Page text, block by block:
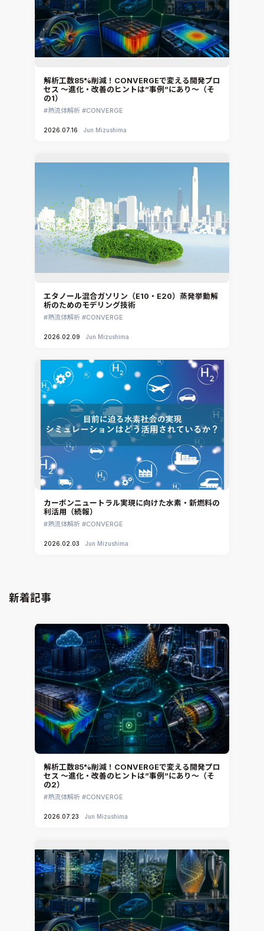
Ansys Granta Selector
解析工数85%削減！CONVERGEで変える開発プロ
セス ～進化・改善のヒントは”事例”にあり～（そ
の1）
熱流体解析 CONVERGE
2026.07.16 Jun Mizushima
エタノール混合ガソリン（E10・E20）蒸発挙動解
析のためのモデリング技術
熱流体解析 CONVERGE
2026.02.09 Jun Mizushima
カーボンニュートラル実現に向けた水素・新燃料の
利活用（続報）
熱流体解析 CONVERGE
2026.02.03 Jun Mizushima
新着記事
解析工数85%削減！CONVERGEで変える開発プロ
セス ～進化・改善のヒントは”事例”にあり～（そ
の2）
熱流体解析 CONVERGE
2026.07.23 Jun Mizushima